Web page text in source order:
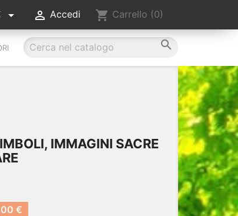
  Accedi shopping_cart Carrello (0)

IMMAGINI SACRE
€